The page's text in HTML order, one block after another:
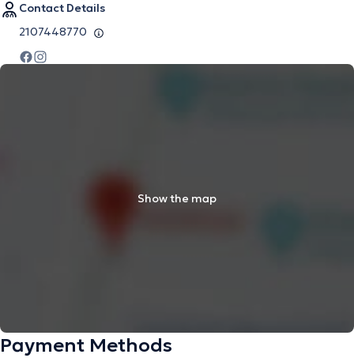
Contact Details
2107448770
Show the map
Payment Methods